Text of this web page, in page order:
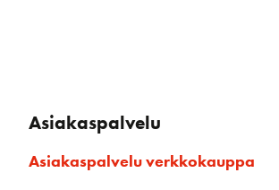
Asiakaspalvelu
Asiakaspalvelu verkkokauppa